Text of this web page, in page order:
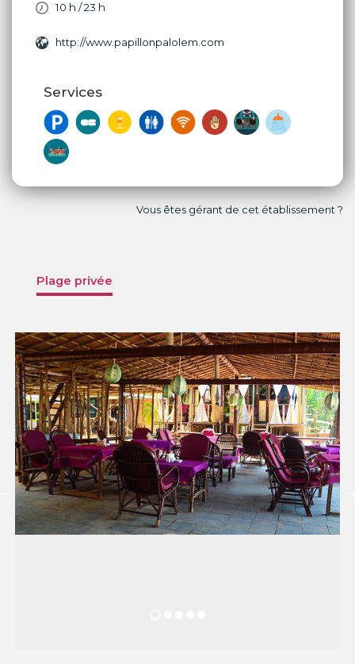
10 h / 23 h
http://www.papillonpalolem.com
Services
Vous êtes gérant de cet établissement ?
Plage privée